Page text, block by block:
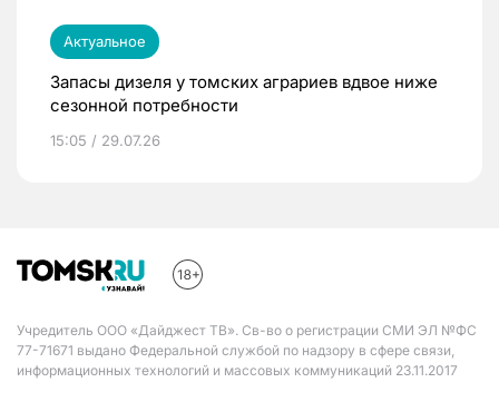
Актуальное
Запасы дизеля у томских аграриев вдвое ниже
сезонной потребности
15:05 / 29.07.26
Учредитель ООО «Дайджест ТВ». Св-во о регистрации СМИ ЭЛ №ФС
77-71671 выдано Федеральной службой по надзору в сфере связи,
информационных технологий и массовых коммуникаций 23.11.2017